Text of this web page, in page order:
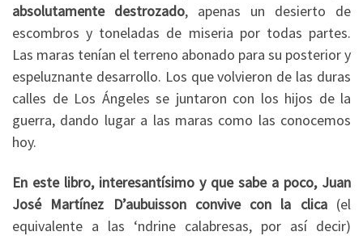
absolutamente destrozado, apenas un desierto de
escombros y toneladas de miseria por todas partes.
Las maras tenían el terreno abonado para su posterior y
espeluznante desarrollo. Los que volvieron de las duras
calles de Los Ángeles se juntaron con los hijos de la
guerra, dando lugar a las maras como las conocemos
hoy.
En este libro, interesantísimo y que sabe a poco, Juan
José Martínez D’aubuisson convive con la clica(el
equivalente a las ‘ndrine calabresas, por así decir)